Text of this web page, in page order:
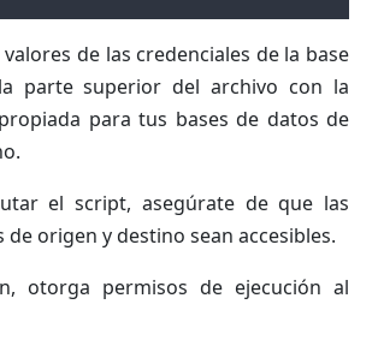
valores de las credenciales de la base
parte superior del archivo con la
para tus bases de datos de
el script, asegúrate de que las
de origen y destino sean accesibles.
otorga permisos de ejecución al